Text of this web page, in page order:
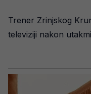
Trener Zrinjskog
televiziji nakon